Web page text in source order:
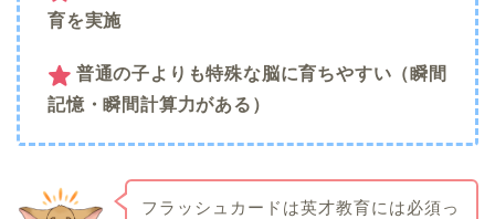
育を実施
普通の子よりも特殊な脳に育ちやすい（瞬間
記憶・瞬間計算力がある）
フラッシュカードは英才教育には必須っ